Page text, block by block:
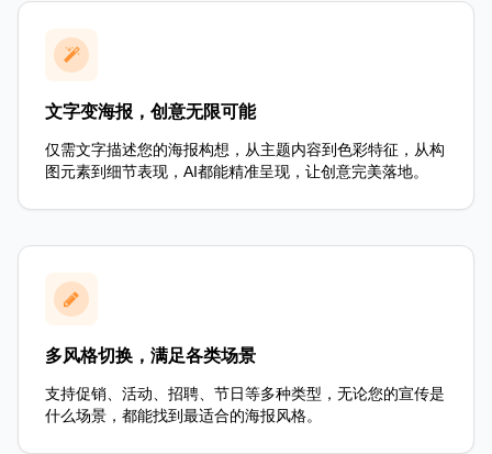
文字变海报，创意无限可能
仅需文字描述您的海报构想，从主题内容到色彩特征，从构
图元素到细节表现，AI都能精准呈现，让创意完美落地。
多风格切换，满足各类场景
支持促销、活动、招聘、节日等多种类型，无论您的宣传是
什么场景，都能找到最适合的海报风格。